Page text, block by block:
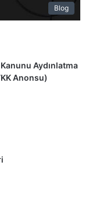
Blog
Aydınlatma
Anonsu)